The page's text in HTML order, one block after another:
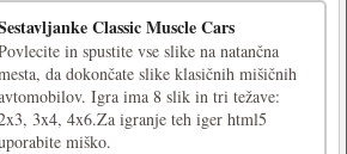
Classic Muscle Cars
in spustite vse slike na natančna
da dokončate slike klasičnih mišičnih
Igra ima 8 slik in tri težave:
3x4, 4x6.Za igranje teh iger html5
miško.